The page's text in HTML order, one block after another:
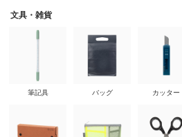
文具・雑貨
筆記具 バッグ カッター